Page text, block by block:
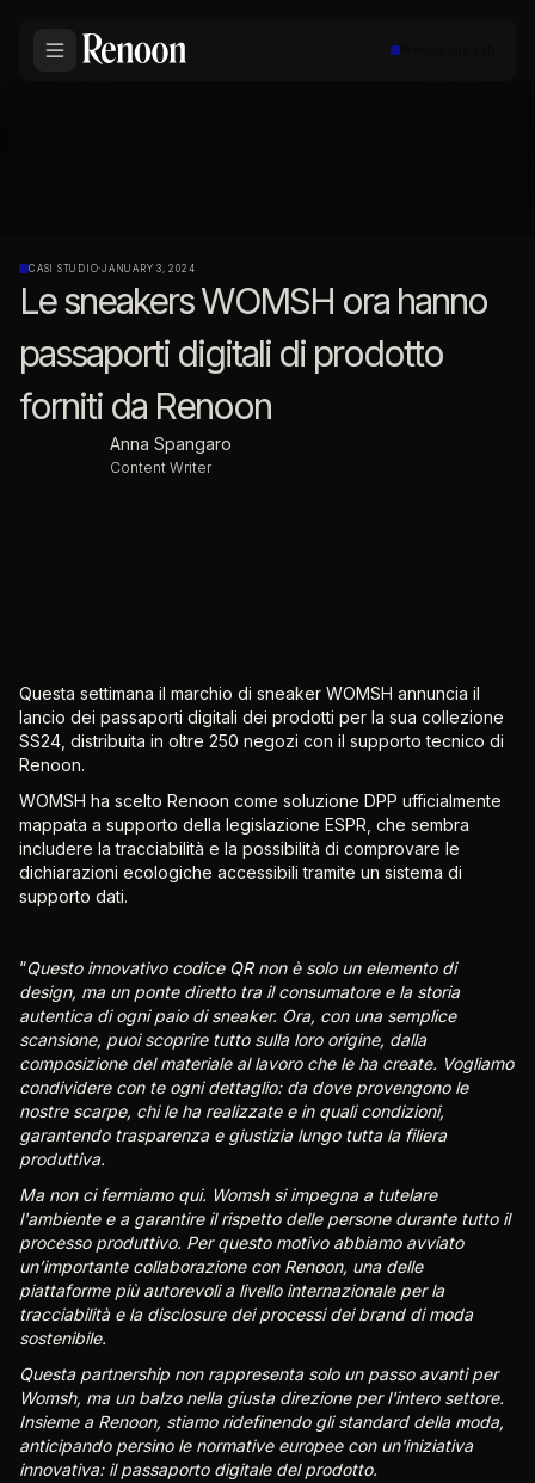
CASI STUDIO·JANUARY 3, 2024
Le sneakers WOMSH ora hanno
passaporti digitali di prodotto
forniti da Renoon
Anna Spangaro
Content Writer
Questa settimana il marchio di sneaker WOMSH annuncia il
lancio dei passaporti digitali dei prodotti per la sua collezione
SS24, distribuita in oltre 250 negozi con il supporto tecnico di
Renoon.
WOMSH ha scelto Renoon come soluzione DPP ufficialmente
mappata a supporto della legislazione ESPR, che sembra
includere la tracciabilità e la possibilità di comprovare le
dichiarazioni ecologiche accessibili tramite un sistema di
supporto dati.
“Questo innovativo codice QR non è solo un elemento di
design, ma un ponte diretto tra il consumatore e la storia
autentica di ogni paio di sneaker. Ora, con una semplice
scansione, puoi scoprire tutto sulla loro origine, dalla
composizione del materiale al lavoro che le ha create. Vogliamo
condividere con te ogni dettaglio: da dove provengono le
nostre scarpe, chi le ha realizzate e in quali condizioni,
garantendo trasparenza e giustizia lungo tutta la filiera
produttiva.
Ma non ci fermiamo qui. Womsh si impegna a tutelare
l'ambiente e a garantire il rispetto delle persone durante tutto il
processo produttivo. Per questo motivo abbiamo avviato
un’importante collaborazione con Renoon, una delle
piattaforme più autorevoli a livello internazionale per la
tracciabilità e la disclosure dei processi dei brand di moda
sostenibile.
Questa partnership non rappresenta solo un passo avanti per
Womsh, ma un balzo nella giusta direzione per l'intero settore.
Insieme a Renoon, stiamo ridefinendo gli standard della moda,
anticipando persino le normative europee con un'iniziativa
innovativa: il passaporto digitale del prodotto.